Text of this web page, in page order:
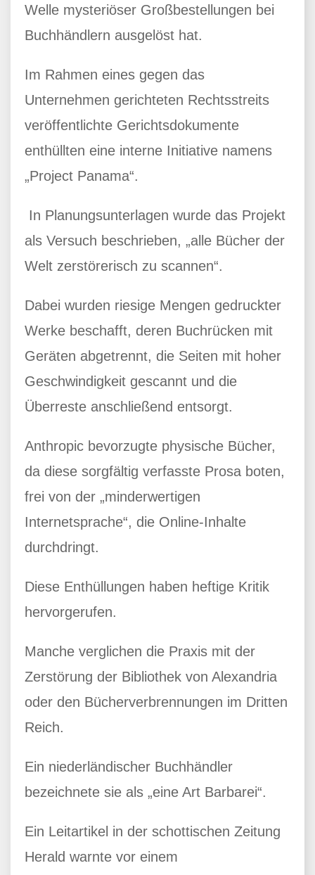
Welle mysteriöser Großbestellungen bei
Buchhändlern ausgelöst hat.
Im Rahmen eines gegen das
Unternehmen gerichteten Rechtsstreits
veröffentlichte Gerichtsdokumente
enthüllten eine interne Initiative namens
„Project Panama“.
In Planungsunterlagen wurde das Projekt
als Versuch beschrieben, „alle Bücher der
Welt zerstörerisch zu scannen“.
Dabei wurden riesige Mengen gedruckter
Werke beschafft, deren Buchrücken mit
Geräten abgetrennt, die Seiten mit hoher
Geschwindigkeit gescannt und die
Überreste anschließend entsorgt.
Anthropic bevorzugte physische Bücher,
da diese sorgfältig verfasste Prosa boten,
frei von der „minderwertigen
Internetsprache“, die Online-Inhalte
durchdringt.
Diese Enthüllungen haben heftige Kritik
hervorgerufen.
Manche verglichen die Praxis mit der
Zerstörung der Bibliothek von Alexandria
oder den Bücherverbrennungen im Dritten
Reich.
Ein niederländischer Buchhändler
bezeichnete sie als „eine Art Barbarei“.
Ein Leitartikel in der schottischen Zeitung
Herald warnte vor einem